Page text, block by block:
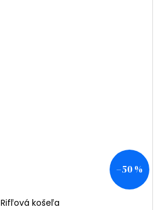
–50 %
Rifľová košeľa